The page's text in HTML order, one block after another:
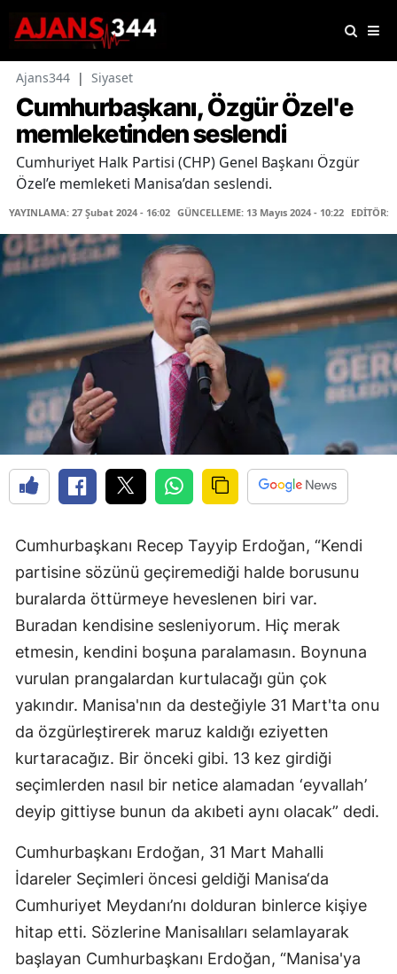
Ajans344 | Siyaset
Cumhurbaşkanı, Özgür Özel'e
memleketinden seslendi
Cumhuriyet Halk Partisi (CHP) Genel Başkanı Özgür
Özel’e memleketi Manisa’dan seslendi.
YAYINLAMA: 27 Şubat 2024 - 16:02 GÜNCELLEME: 13 Mayıs 2024 - 10:22 EDİTÖR:
Cumhurbaşkanı Recep Tayyip Erdoğan, “Kendi
partisine sözünü geçiremediği halde borusunu
buralarda öttürmeye heveslenen biri var.
Buradan kendisine sesleniyorum. Hiç merak
etmesin, kendini boşuna paralamasın. Boynuna
vurulan prangalardan kurtulacağı gün çok
yakındır. Manisa'nın da desteğiyle 31 Mart'ta onu
da özgürleştirerek maruz kaldığı eziyetten
kurtaracağız. Bir önceki gibi. 13 kez girdiği
seçimlerden nasıl bir netice alamadan ‘eyvallah’
deyip gittiyse bunun da akıbeti aynı olacak” dedi.
Cumhurbaşkanı Erdoğan, 31 Mart Mahalli
İdareler Seçimleri öncesi geldiği Manisa‘da
Cumhuriyet Meydanı’nı dolduran binlerce kişiye
hitap etti. Sözlerine Manisalıları selamlayarak
başlayan Cumhurbaşkanı Erdoğan, “Manisa'ya